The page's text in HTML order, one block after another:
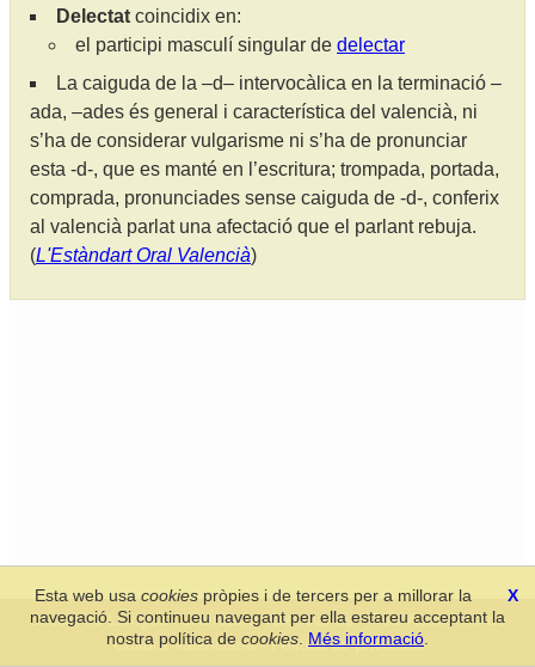
Delectat coincidix en:
el participi masculí singular de delectar
La caiguda de la –d– intervocàlica en la terminació –
ada, –ades és general i característica del valencià, ni
s’ha de considerar vulgarisme ni s’ha de pronunciar
esta -d-, que es manté en l’escritura; trompada, portada,
comprada, pronunciades sense caiguda de -d-, conferix
al valencià parlat una afectació que el parlant rebuja.
(L'Estàndart Oral Valencià)
Secció de Llengua i Lliteratura Valencianes-Real Acadèmia de
Cultura Valenciana-Política de privacitat
X
Esta web usacookies pròpies i de tercers per a millorar la
navegació. Si continueu navegant per ella estareu acceptant la
nostra política de cookies Més informació